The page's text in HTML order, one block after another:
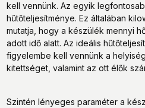
kell vennünk. Az egyik
hűtőteljesítménye. Ez általában
mutatja, hogy a készülék mennyi
adott idő alatt. Az ideális
figyelembe kell vennünk a
kitettséget, valamint az ott élők
Szintén lényeges paraméter a